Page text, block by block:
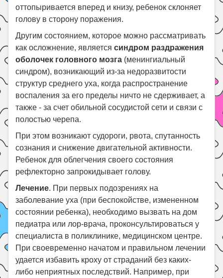
оттопыривается вперед и книзу, ребенок склоняет
голову в сторону поражения.
Другим состоянием, которое можно рассматривать
как осложнение, являетсясиндром раздражения
оболочек головного мозга (менингиальный
синдром), возникающий из-за недоразвитости
структур среднего уха, когда распространение
воспаления за его пределы ничто не сдерживает, а
также - за счет обильной сосудистой сети и связи с
полостью черепа.
При этом возникают судороги, рвота, спутанность
сознания и снижение двигательной активности.
Ребенок для облегчения своего состояния
рефлекторно запрокидывает голову.
Лечение. При первых подозрениях на
заболевание уха (при беспокойстве, измененном
состоянии ребенка), необходимо вызвать на дом
педиатра или лор-врача, проконсультироваться у
специалиста в поликлинике, медицинском центре.
При своевременно начатом и правильном лечении
удается избавить кроху от страданий без каких-
либо неприятных последствий. Например, при